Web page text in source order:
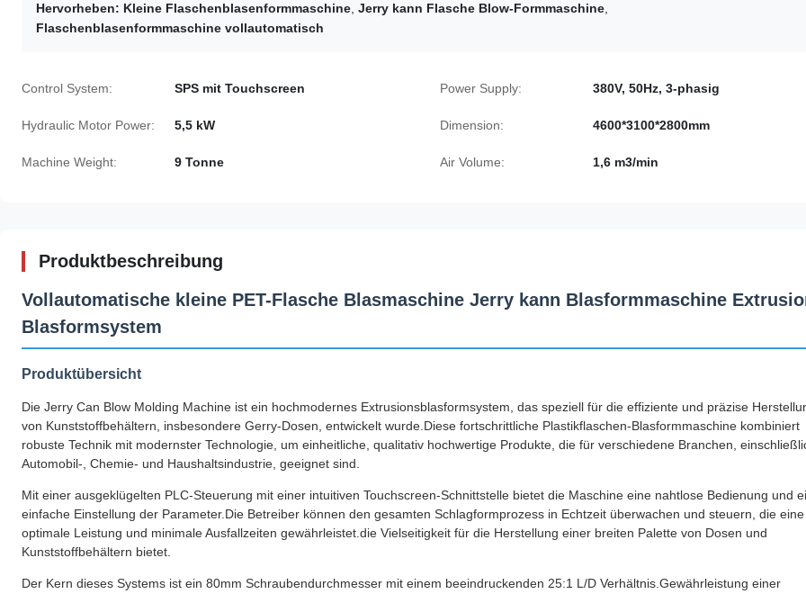
Hervorheben: Kleine Flaschenblasenformmaschine Jerry kann Flasche Blow-Formmaschine
Flaschenblasenformmaschine vollautomatisch
Control System: SPS mit Touchscreen Power Supply: 380V, 50Hz, 3-phasig
Hydraulic Motor Power: 5,5 kW Dimension: 4600*3100*2800mm
Machine Weight: 9 Tonne Air Volume: 1,6 m3/min
Produktbeschreibung
Vollautomatische kleine PET-Flasche Blasmaschine Jerry kann Blasformmaschine
Blasformsystem
Produktübersicht
Die Jerry Can Blow Molding Machine ist ein hochmodernes Extrusionsblasformsystem, das speziell für die effiziente und präzise
von Kunststoffbehältern, insbesondere Gerry-Dosen, entwickelt wurde.Diese fortschrittliche Plastikflaschen-Blasformmaschine kombiniert
robuste Technik mit modernster Technologie, um einheitliche, qualitativ hochwertige Produkte, die für verschiedene Branchen,
Automobil-, Chemie- und Haushaltsindustrie, geeignet sind.
Mit einer ausgeklügelten PLC-Steuerung mit einer intuitiven Touchscreen-Schnittstelle bietet die Maschine eine nahtlose Bedienung und
einfache Einstellung der Parameter.Die Betreiber können den gesamten Schlagformprozess in Echtzeit überwachen und steuern, die eine
optimale Leistung und minimale Ausfallzeiten gewährleistet.die Vielseitigkeit für die Herstellung einer breiten Palette von Dosen und
Kunststoffbehältern bietet.
Der Kern dieses Systems ist ein 80mm Schraubendurchmesser mit einem beeindruckenden 25:1 L/D Verhältnis.Gewährleistung einer